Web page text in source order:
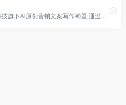
快文CopyDone是必优科技旗下AI原创营销文案写作神器,通过强大的自然语言处理能力,通过输入关键词,快速生成原创的软文,可以发布在各个媒体和自媒体平台,大幅提高创作效率